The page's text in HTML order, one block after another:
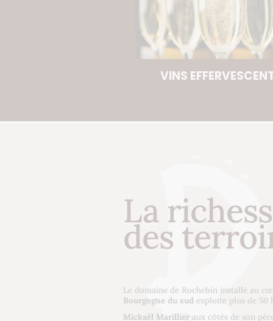
VINS
La
des
Le domaine de Rochebin installé au
Bourgogne du sud exploite plus de 50
Mickaël Marillieraux côtés de son